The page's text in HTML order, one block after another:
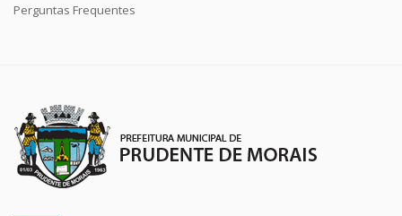
Perguntas Frequentes